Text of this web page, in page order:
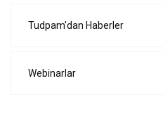
Tudpam'dan Haberler
Webinarlar